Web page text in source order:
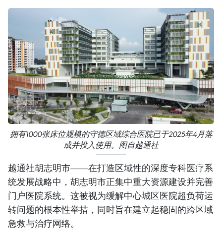
拥有1000张床位规模的守德区域综合医院已于2025年4月落
成并投入使用。图自越通社
越通社胡志明市——在打造区域性的深度专科医疗系
统发展战略中，胡志明市正集中重大资源建设并完善
门户医院系统。这被视为缓解中心城区医院超负荷运
转问题的根本性举措，同时旨在建立起稳固的跨区域
急救与治疗网络。